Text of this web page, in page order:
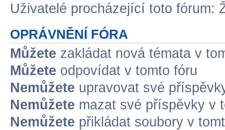
Uživatelé procházející toto fórum:
OPRÁVNĚNÍ FÓRA
Můžete zakládat nová témata v
Můžete odpovídat v tomto fóru
Nemůžete upravovat své
Nemůžete mazat své příspěvky v
Nemůžete přikládat soubory v